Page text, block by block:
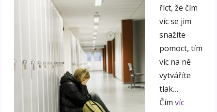
říct, že čím
víc se jim
snažíte
pomoct, tím
víc na ně
vytváříte
tlak…
Čímvíc